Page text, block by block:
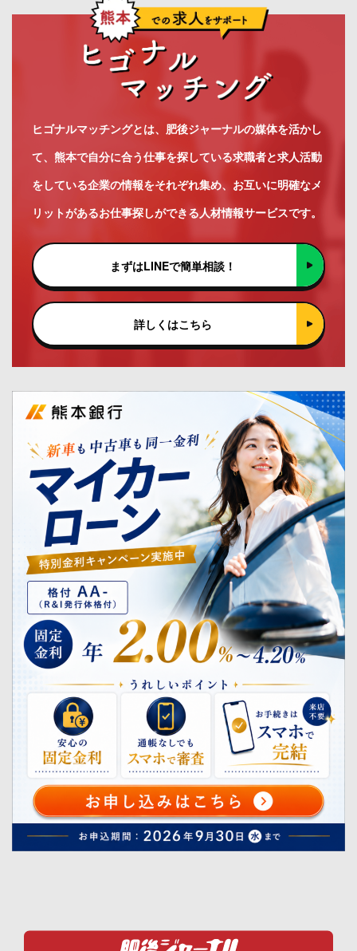
ヒゴナルマッチングとは、肥後ジャーナルの媒体を活かし
て、熊本で自分に合う仕事を探している求職者と求人活動
をしている企業の情報をそれぞれ集め、お互いに明確なメ
リットがあるお仕事探しができる人材情報サービスです。
まずはLINEで簡単相談！
詳しくはこちら